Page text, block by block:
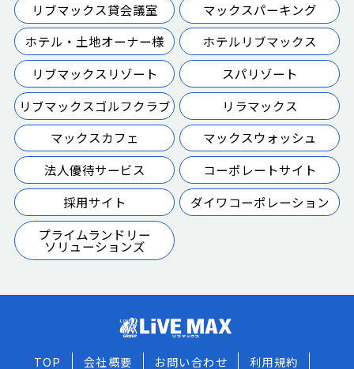
リブマックス貸会議室
マックスパーキング
ホテル・土地オーナー様
ホテルリブマックス
リブマックスリゾート
スパリゾート
リブマックスゴルフクラブ
リラマックス
マックスカフェ
マックスウォッシュ
法人優待サービス
コーポレートサイト
採用サイト
ダイワコーポレーション
プライムランドリー
ソリューションズ
TOP 会社概要 お問い合わせ 利用規約